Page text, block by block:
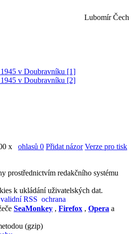
Lubomír Čech
v Doubravníku [1]
v Doubravníku [2]
x ohlasů 0 Přidat názor Verze pro tisk
prostřednictvím redakčního systému
k ukládání uživatelských dat.
SeaMonkey , Firefox , Opera a
(gzip)